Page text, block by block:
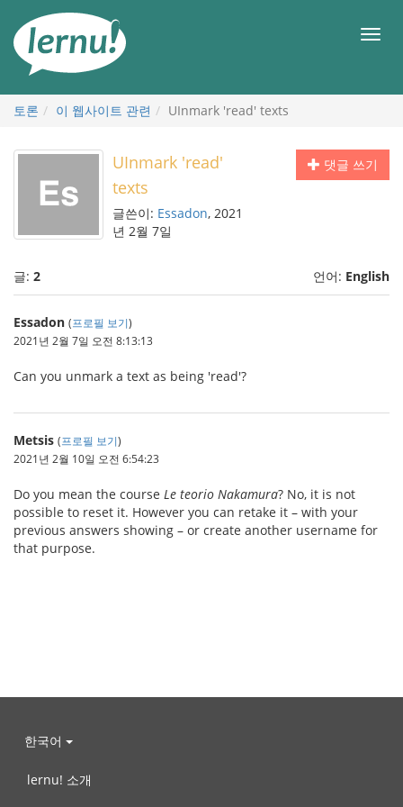
메
토론 이 웹사이트 관련 UInmark 'read' texts
댓글 쓰기
UInmark 'read'
texts
글쓴이: Essadon, 2021
년 2월 7일
글: 2 언어: English
Essadon (프로필 보기)
2021년 2월 7일 오전 8:13:13
Can you unmark a text as being 'read'?
Metsis (프로필 보기)
2021년 2월 10일 오전 6:54:23
Do you mean the course Le teorio Nakamura? No, it is not
possible to reset it. However you can retake it – with your
previous answers showing – or create another username for
that purpose.
한국어
lernu! 소개